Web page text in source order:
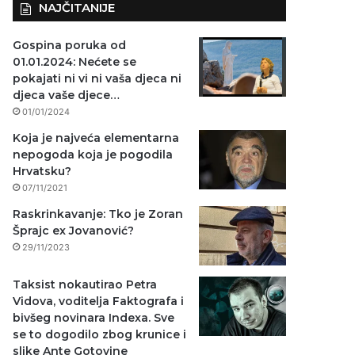
NAJČITANIJE
Gospina poruka od
01.01.2024: Nećete se
pokajati ni vi ni vaša djeca ni
djeca vaše djece…
01/01/2024
Koja je najveća elementarna
nepogoda koja je pogodila
Hrvatsku?
07/11/2021
Raskrinkavanje: Tko je Zoran
Šprajc ex Jovanović?
29/11/2023
Taksist nokautirao Petra
Vidova, voditelja Faktografa i
bivšeg novinara Indexa. Sve
se to dogodilo zbog krunice i
slike Ante Gotovine